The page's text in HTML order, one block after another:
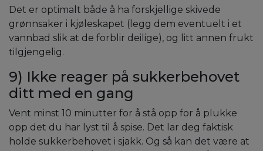
Det er optimalt både å ha forskjellige skivede
grønnsaker i kjøleskapet (legg dem eventuelt i et
vannbad slik at de forblir deilige), og litt annen frukt
tilgjengelig.
9) Ikke reager på sukkerbehovet
ditt med en gang
Vent minst 10 minutter for å stå opp for å plukke
opp det du har lyst til å spise. Det lar deg faktisk
holde sukkerbehovet i sjakk. Og så kan det være at